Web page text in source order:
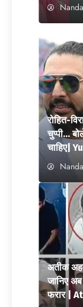
रोहित-
चुप्पी…
चाहिए|
अतीक
जानिए
फरार |